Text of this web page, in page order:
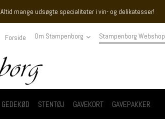
Altid mange udsøgte specialiteter i vin- og delikatesser!
Forside Om Stampenborg Stampenborg Webshop
GEDEKØD STENTØJ GAVEKORT GAVEPAKKER